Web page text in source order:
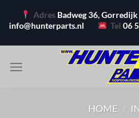
naar
Adres Badweg 36, Gorredijk
info@hunterparts.nl
Tel06
HOME /